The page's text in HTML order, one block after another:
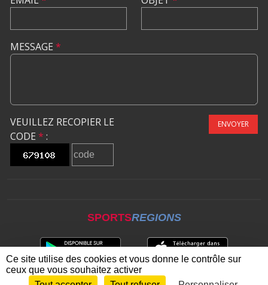
MESSAGE *
VEUILLEZ RECOPIER LE
CODE * :
ENVOYER
SPORTSREGIONS
Ce site utilise des cookies et vous donne le contrôle sur
ceux que vous souhaitez activer